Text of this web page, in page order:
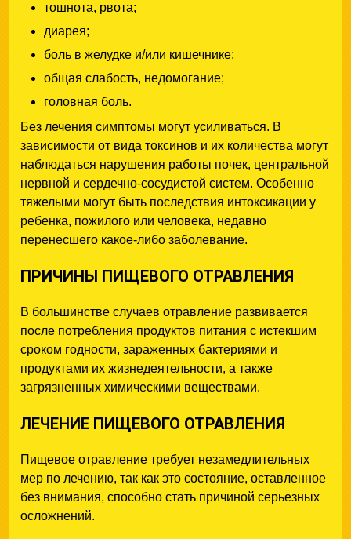
тошнота, рвота;
диарея;
боль в желудке и/или кишечнике;
общая слабость, недомогание;
головная боль.
Без лечения симптомы могут усиливаться. В
зависимости от вида токсинов и их количества могут
наблюдаться нарушения работы почек, центральной
нервной и сердечно-сосудистой систем. Особенно
тяжелыми могут быть последствия интоксикации у
ребенка, пожилого или человека, недавно
перенесшего какое-либо заболевание.
ПРИЧИНЫ ПИЩЕВОГО ОТРАВЛЕНИЯ
В большинстве случаев отравление развивается
после потребления продуктов питания с истекшим
сроком годности, зараженных бактериями и
продуктами их жизнедеятельности, а также
загрязненных химическими веществами.
ЛЕЧЕНИЕ ПИЩЕВОГО ОТРАВЛЕНИЯ
Пищевое отравление требует незамедлительных
мер по лечению, так как это состояние, оставленное
без внимания, способно стать причиной серьезных
осложнений.